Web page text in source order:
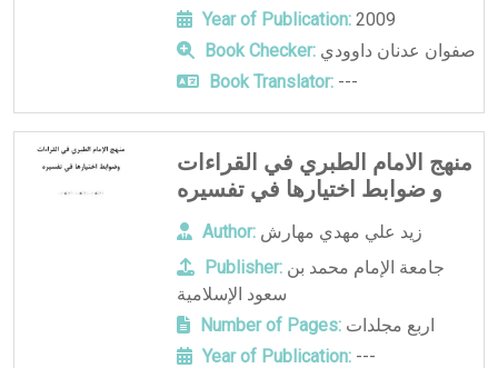
Year of Publication:2009
Book Checker: صفوان عدنان داوودي
Book Translator:---
منهج الامام الطبري في القراءات
و ضوابط اختيارها في تفسيره
Author: زيد علي مهدي مهارش
Publisher: جامعة الإمام محمد بن
سعود الإسلامية
Number of Pages: اربع مجلدات
Year of Publication:---